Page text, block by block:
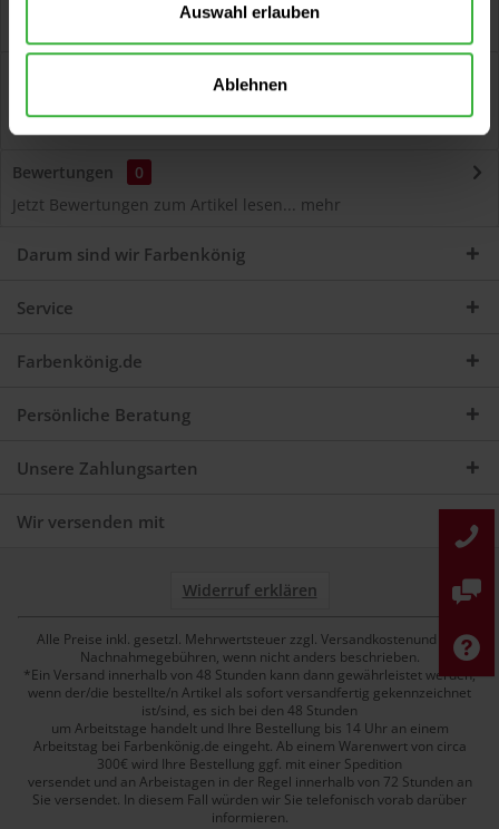
Auswahl erlauben
Ablehnen
Dünnschichtlasur für die...
Bewertungen
0
Jetzt Bewertungen zum Artikel lesen... mehr
Darum sind wir Farbenkönig
Service
Farbenkönig.de
Persönliche Beratung
Unsere Zahlungsarten
Wir versenden mit
Widerruf erklären
Alle Preise inkl. gesetzl. Mehrwertsteuer zzgl. Versandkostenund ggf.
Nachnahmegebühren, wenn nicht anders beschrieben.
*Ein Versand innerhalb von 48 Stunden kann dann gewährleistet werden,
wenn der/die bestellte/n Artikel als sofort versandfertig gekennzeichnet
ist/sind, es sich bei den 48 Stunden
um Arbeitstage handelt und Ihre Bestellung bis 14 Uhr an einem
Arbeitstag bei Farbenkönig.de eingeht. Ab einem Warenwert von circa
300€ wird Ihre Bestellung ggf. mit einer Spedition
versendet und an Arbeistagen in der Regel innerhalb von 72 Stunden an
Sie versendet. In diesem Fall würden wir Sie telefonisch vorab darüber
informieren.